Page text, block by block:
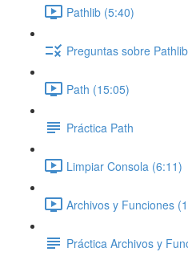
Pathlib (5:40)
Preguntas sobre Pathlib
Path (15:05)
Práctica Path
Limpiar Consola (6:11)
Archivos y Funciones
Práctica Archivos y